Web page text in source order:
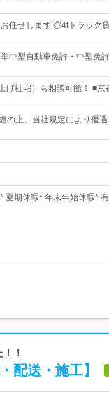
お任せします ◎4tトラック
中型自動車免許・中型免
げ社宅）も相談可能！ ■京
の上、当社規定により優
期休暇* 年末年始休暇*
！
配送・施工】